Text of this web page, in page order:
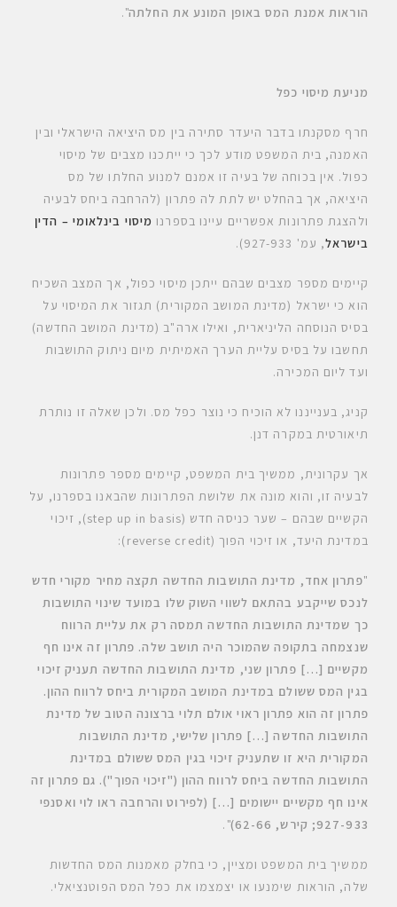
הוראות אמנת המס באופן המונע את החלתה".
מניעת מיסוי כפל
חרף מסקנתו בדבר היעדר סתירה בין מס היציאה הישראלי ובין
האמנה, בית המשפט מודע לכך כי ייתכנו מצבים של מיסוי
כפול. אין בכוחה של בעיה זו אמנם למנוע החלתו של מס
היציאה, אך בהחלט יש לתת לה פתרון (להרחבה ביחס לבעיה
ולהצגת פתרונות אפשריים עיינו בספרנו מיסוי בינלאומי – הדין
בישראל, עמ' 927-933).
קיימים מספר מצבים שבהם ייתכן מיסוי כפול, אך המצב השכיח
הוא כי ישראל (מדינת המושב המקורית) תגזור את המיסוי על
בסיס הנוסחה הליניארית, ואילו ארה"ב (מדינת המושב החדשה)
תחשבו על בסיס עליית הערך האמיתית מיום ניתוק התושבות
ועד ליום המכירה.
קניג, בענייננו לא הוכיח כי נוצר כפל מס. ולכן שאלה זו נותרת
תיאורטית במקרה דנן.
אך עקרונית, ממשיך בית המשפט, קיימים מספר פתרונות
לבעיה זו, והוא מונה את שלושת הפתרונות שהבאנו בספרנו, על
הקשיים שבהם – שער כניסה חדש (step up in basis), זיכוי
במדינת היעד, או זיכוי הפוך (reverse credit):
"פתרון אחד, מדינת התושבות החדשה תקצה מחיר מקורי חדש
לנכס שייקבע בהתאם לשווי השוק שלו במועד שינוי התושבות
כך שמדינת התושבות החדשה תמסה רק את עליית הרווח
שנצמחה בתקופה שהמוכר היה תושב שלה. פתרון זה אינו חף
מקשיים […] פתרון שני, מדינת התושבות החדשה תעניק זיכוי
בגין המס ששולם במדינת המושב המקורית ביחס לרווח ההון.
פתרון זה הוא פתרון ראוי אולם תלוי ברצונה הטוב של מדינת
התושבות החדשה[…] פתרון שלישי, מדינת התושבות
המקורית היא זו שתעניק זיכוי בגין המס ששולם במדינת
התושבות החדשה ביחס לרווח ההון ("זיכוי הפוך"). גם פתרון זה
אינו חף מקשיים יישומים […] (לפירוט והרחבה ראו לוי ואסנפי
927-933; קירש, 62-66)
".
ממשיך בית המשפט ומציין, כי בחלק מאמנות המס החדשות
שלה, הוראות שימנעו או יצמצמו את כפל המס הפוטנציאלי.